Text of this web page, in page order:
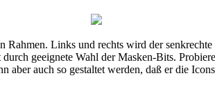
Links und rechts wird der
geeignete Wahl der Masken-Bits.
auch so gestaltet werden, daß er die